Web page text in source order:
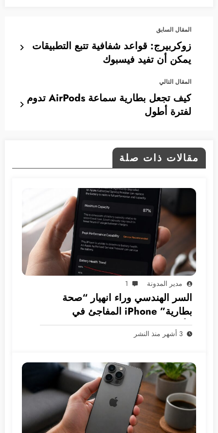
المقال السابق
زوكربيرج: قواعد شفافية تتبع التطبيقات
يمكن أن تفيد فيسبوك
المقال التالي
كيف تجعل بطارية سماعة AirPods تدوم
لفترة أطول
مقالات ذات صلة
مدير المدونة 1
السر الهندسي وراء انهيار “صحة
بطارية” iPhone المفاجئ في
الأسواق العربية
3 أشهر منذ النشر